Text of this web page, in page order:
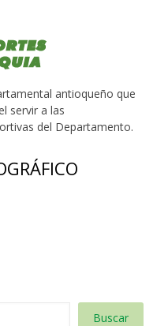
antioqueño que
servir a las
del Departamento.
Buscar